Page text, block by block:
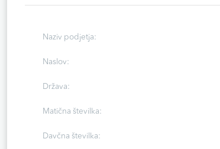
Naziv podjetja:
Naslov:
Država:
Matična številka:
Davčna številka: